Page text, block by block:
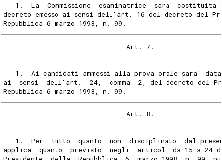
1.  La  Commissione  esaminatrice  sara' costituita
decreto emesso ai sensi dell'art. 16 del decreto del
Repubblica 6 marzo 1998, n. 99.
                               Art. 7.
1.  Ai candidati ammessi alla prova orale sara'
ai  sensi  dell'art.  24,  comma  2, del decreto del
Repubblica 6 marzo 1998, n. 99.
                               Art. 8.
1.  Per  tutto  quanto  non  disciplinato  dal
applica  quanto  previsto  negli  articoli da 15 a 24